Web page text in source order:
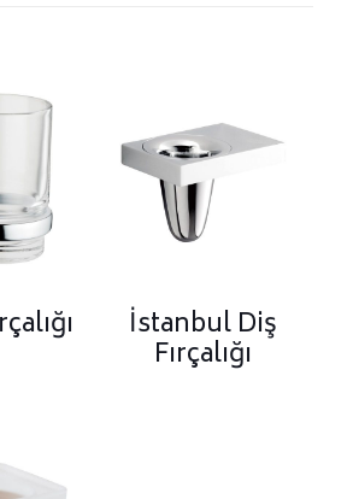
İstanbul Diş
Fırçalığı